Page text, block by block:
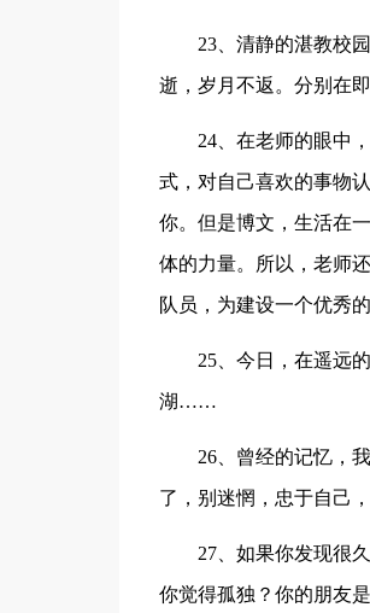
23、清静的湛教校
逝，岁月不返。分别在
24、在老师的眼中
式，对自己喜欢的事物
你。但是博文，生活在
体的力量。所以，老师
队员，为建设一个优秀
25、今日，在遥远
湖……
26、曾经的记忆，
了，别迷惘，忠于自己
27、如果你发现很
你觉得孤独？你的朋友